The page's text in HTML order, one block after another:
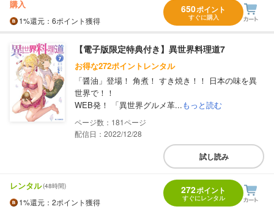
購入
1%還元 ：6ポイント獲得
650ポイント
すぐに購入
【電子版限定特典付き】異世界料理道7
お得な272ポイントレンタル
「醤油」登場！ 角煮！ すき焼き！！ 日本の味を異
世界で！！
WEB発！ 「異世界グルメ革...もっと読む
181
配信日：2022/12/28
試し読み
レンタル(48時間)
1%還元 ：2ポイント獲得
272ポイント
すぐにレンタル